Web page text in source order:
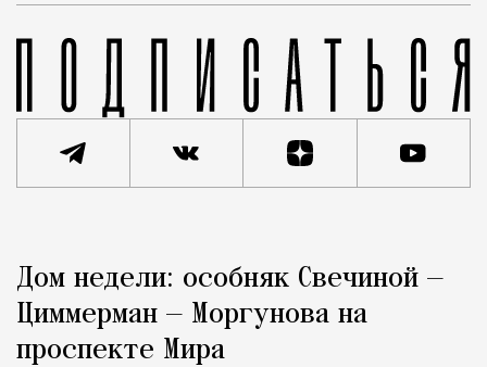
Город
Дом недели: особняк Свечиной —
Циммерман — Моргунова на
проспекте Мира